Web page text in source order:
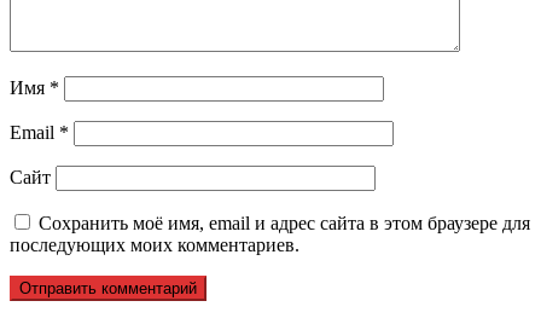
Имя *
Email *
Сайт
Сохранить моё имя, email и адрес сайта в этом браузере для
последующих моих комментариев.